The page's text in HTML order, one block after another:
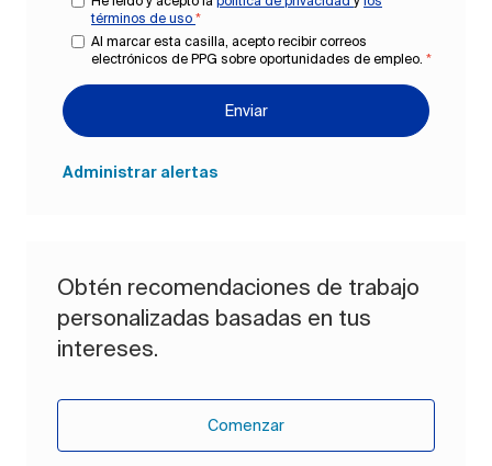
términos de uso *
Al marcar esta casilla, acepto recibir correos
electrónicos de PPG sobre oportunidades de empleo. *
Enviar
Administrar alertas
Obtén recomendaciones de trabajo
personalizadas basadas en tus
intereses.
Comenzar